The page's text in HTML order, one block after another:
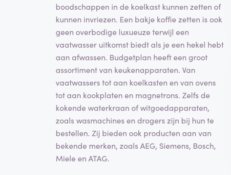
boodschappen in de koelkast kunnen zetten of
kunnen invriezen. Een bakje koffie zetten is ook
geen overbodige luxueuze terwijl een
vaatwasser uitkomst biedt als je een hekel hebt
aan afwassen. Budgetplan heeft een groot
assortiment van keukenapparaten. Van
vaatwassers tot aan koelkasten en van ovens
tot aan kookplaten en magnetrons. Zelfs de
kokende waterkraan of witgoedapparaten,
zoals wasmachines en drogers zijn bij hun te
bestellen. Zij bieden ook producten aan van
bekende merken, zoals AEG, Siemens, Bosch,
Miele en ATAG.